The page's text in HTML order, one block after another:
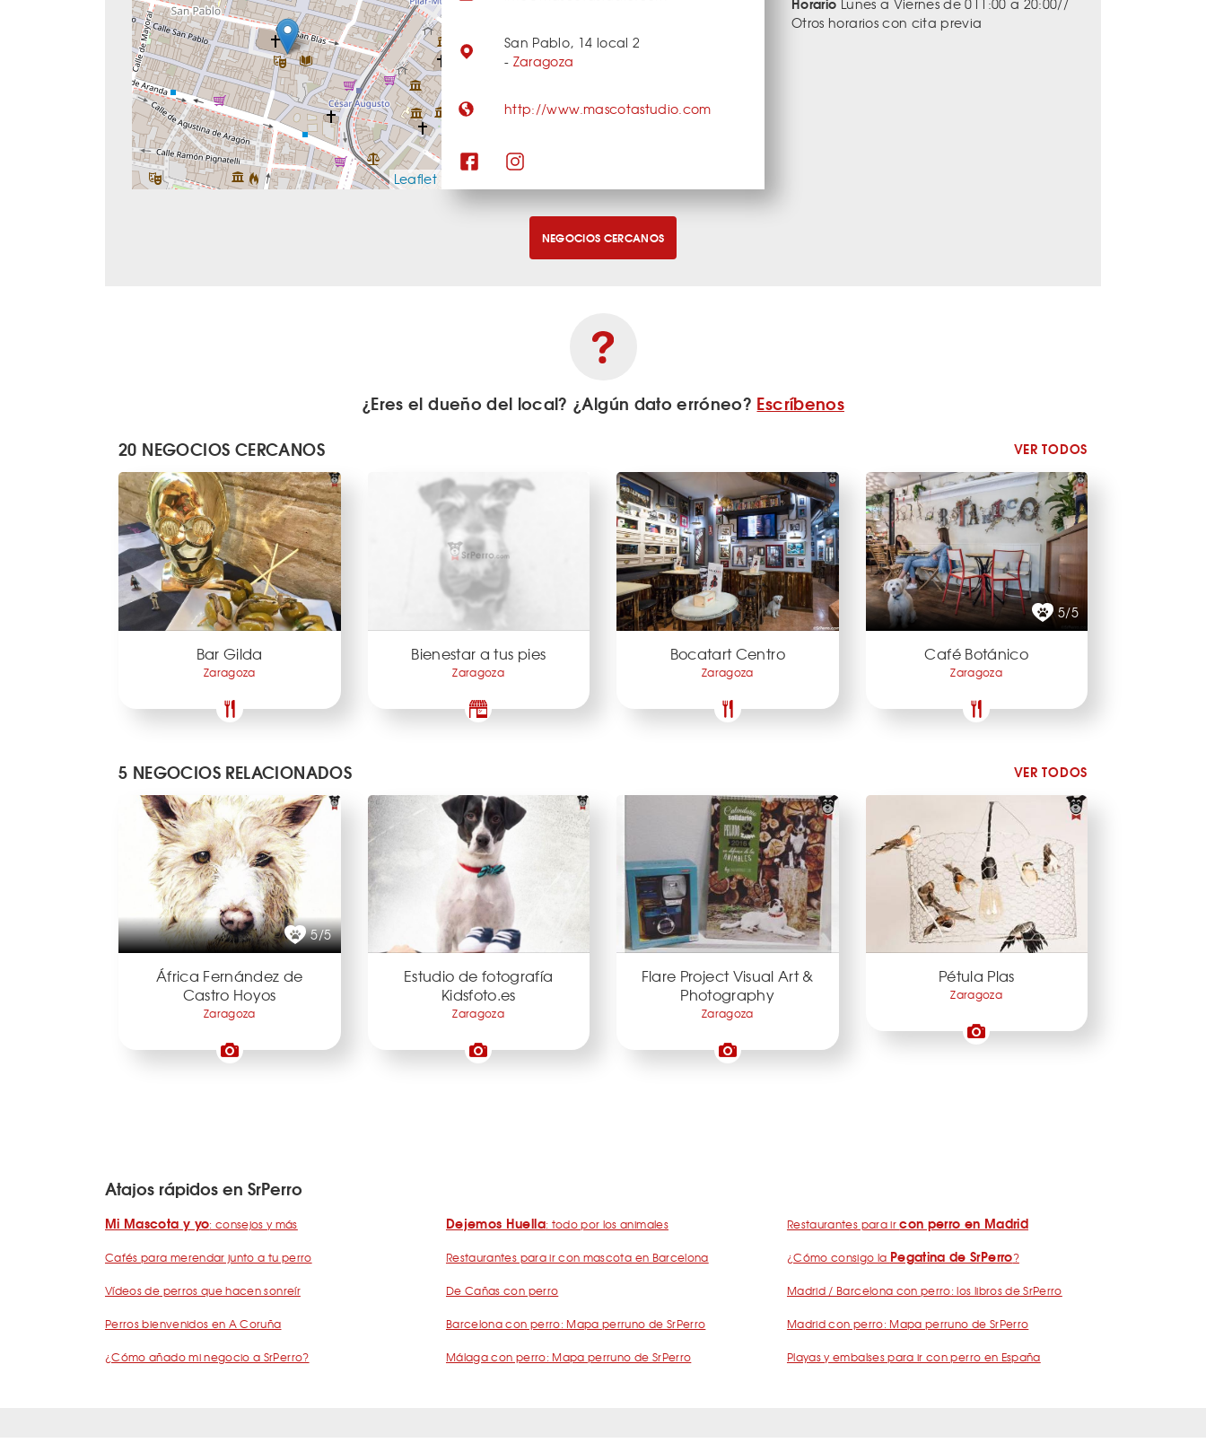
Leaflet
San Pablo, 14 local 2
- Zaragoza
http://www.mascotastudio.com
Lunes a Viernes de 011:00 a 20:00//
Otros horarios con cita previa
NEGOCIOS CERCANOS
¿Eres el dueño del local? ¿Algún dato erróneo? Escríbenos
20 NEGOCIOS CERCANOS
VER TODOS
Bar Gilda
Zaragoza
Bienestar a tus pies
Zaragoza
Bocatart Centro
Zaragoza
5/5
Café Botánico
Zaragoza
5 NEGOCIOS RELACIONADOS VER TODOS
5/5
África Fernández de
Castro Hoyos
Zaragoza
Estudio de fotografía
Kidsfoto.es
Zaragoza
Flare Project Visual Art &
Photography
Zaragoza
Pétula Plas
Zaragoza
Atajos rápidos en SrPerro
Mi Mascota y yo: consejos y más
Cafés para merendar junto a tu perro
Vídeos de perros que hacen sonreír
Perros bienvenidos en A Coruña
¿Cómo añado mi negocio a SrPerro?
Dejemos Huella: todo por los animales
Restaurantes para ir con mascota en Barcelona
De Cañas con perro
Barcelona con perro: Mapa perruno de SrPerro
Málaga con perro: Mapa perruno de SrPerro
Restaurantes para ircon perro en Madrid
¿Cómo consigo la Pegatina de SrPerro?
Madrid / Barcelona con perro: los libros de SrPerro
Madrid con perro: Mapa perruno de SrPerro
Playas y embalses para ir con perro en España